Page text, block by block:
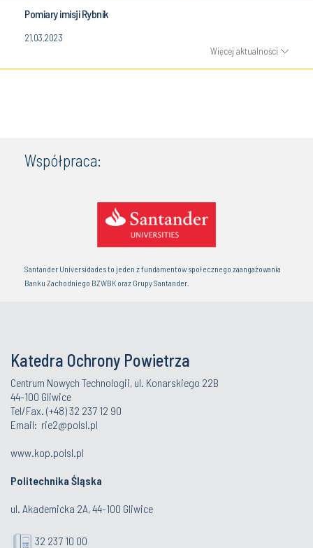
Pomiary imisji Rybnik
21.03.2023
Więcej aktualności
Współpraca:
Santander Universidades to jeden z fundamentów społecznego zaangażowania
Banku Zachodniego BZWBK oraz Grupy Santander.
Katedra Ochrony Powietrza
Centrum Nowych Technologii, ul. Konarskiego 22B
44-100 Gliwice
Tel/Fax. (+48) 32 237 12 90
Email: rie2@polsl.pl
www.kop.polsl.pl
Politechnika Śląska
ul. Akademicka 2A, 44-100 Gliwice
32 237 10 00